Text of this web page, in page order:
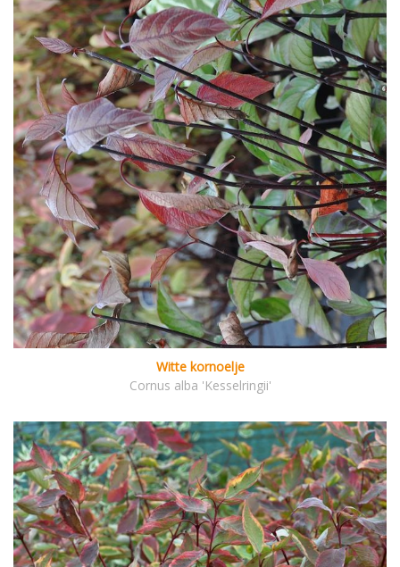
Witte kornoelje
Cornus alba 'Kesselringii'